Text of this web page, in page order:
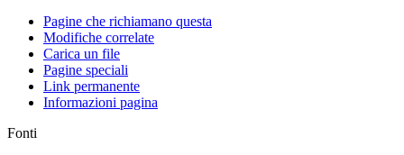
Pagine che richiamano questa
Modifiche correlate
Carica un file
Pagine speciali
Link permanente
Informazioni pagina
Fonti